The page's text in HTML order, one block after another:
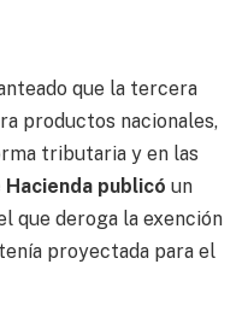
que la tercera
productos nacionales,
tributaria y en las
publicó un
que deroga la exención
proyectada para el